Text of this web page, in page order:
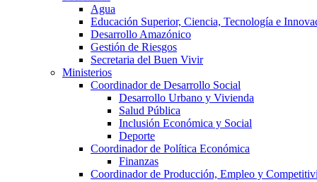
Agua
Educación Superior, Ciencia, Tecnología e
Desarrollo Amazónico
Gestión de Riesgos
Secretaria del Buen Vivir
Ministerios
Coordinador de Desarrollo Social
Desarrollo Urbano y Vivienda
Salud Pública
Inclusión Económica y Social
Deporte
Coordinador de Política Económica
Finanzas
Coordinador de Producción, Empleo y